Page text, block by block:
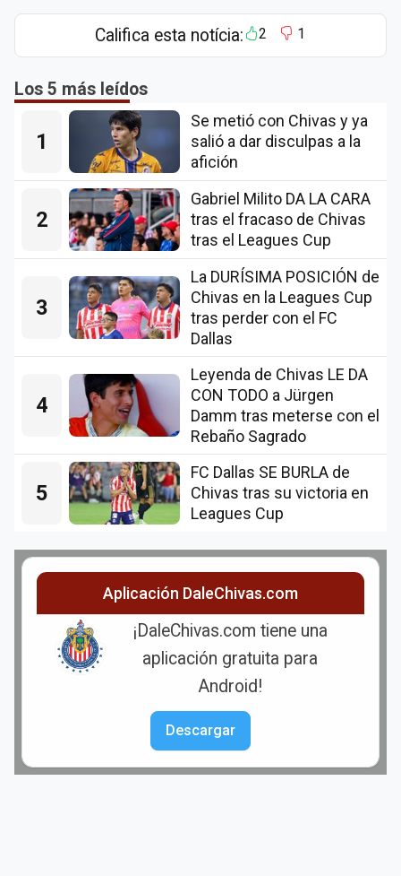
Califica esta notícia: 2 1
Los 5 más leídos
1
Se metió con Chivas y ya
salió a dar disculpas a la
afición
2
Gabriel Milito DA LA CARA
tras el fracaso de Chivas
tras el Leagues Cup
3
La DURÍSIMA POSICIÓN de
Chivas en la Leagues Cup
tras perder con el FC
Dallas
4
Leyenda de Chivas LE DA
CON TODO a Jürgen
Damm tras meterse con el
Rebaño Sagrado
5
FC Dallas SE BURLA de
Chivas tras su victoria en
Leagues Cup
Aplicación DaleChivas.com
¡DaleChivas.com tiene una
aplicación gratuita para
Android!
Descargar